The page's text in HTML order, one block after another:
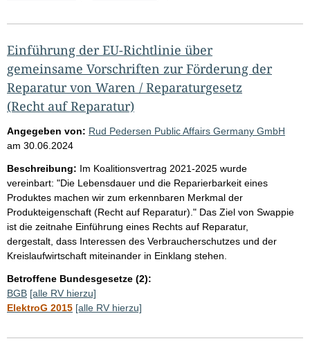
Einführung der EU-Richtlinie über
gemeinsame Vorschriften zur Förderung der
Reparatur von Waren / Reparaturgesetz
(Recht auf Reparatur)
Angegeben von: Rud Pedersen Public Affairs Germany GmbH
am 30.06.2024
Beschreibung: Im Koalitionsvertrag 2021-2025 wurde
vereinbart: "Die Lebensdauer und die Reparierbarkeit eines
Produktes machen wir zum erkennbaren Merkmal der
Produkteigenschaft (Recht auf Reparatur)." Das Ziel von Swappie
ist die zeitnahe Einführung eines Rechts auf Reparatur,
dergestalt, dass Interessen des Verbraucherschutzes und der
Kreislaufwirtschaft miteinander in Einklang stehen.
Betroffene Bundesgesetze (2):
BGB [alle RV hierzu]
ElektroG 2015 [alle RV hierzu]